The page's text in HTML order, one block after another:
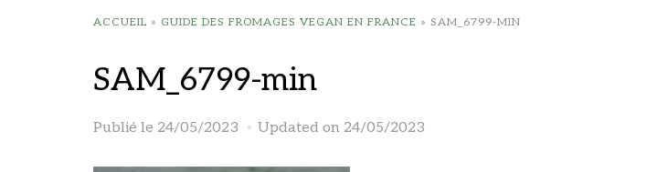
ACCUEIL » GUIDE DES FROMAGES VEGAN EN FRANCE » SAM_6799-MIN
SAM_6799-min
Publié le 24/05/2023 Updated on 24/05/2023